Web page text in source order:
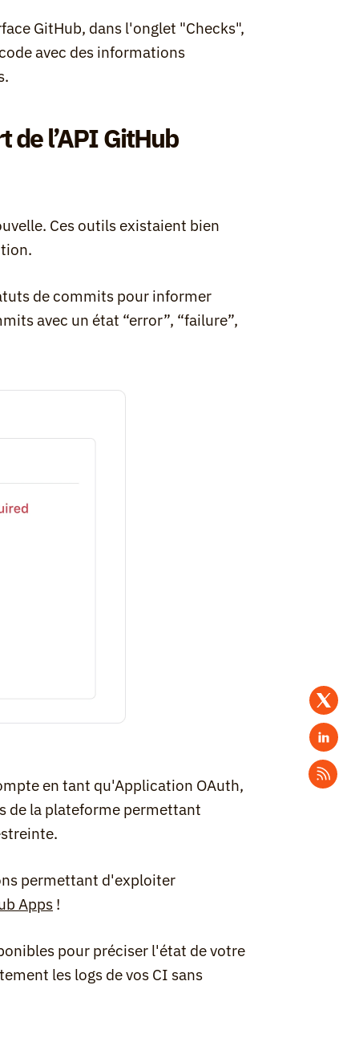
GitHub, dans l'onglet "Checks",
avec des informations
de l’API GitHub
Ces outils existaient bien
de commits pour informer
avec un état “error”, “failure”,
en tant qu'Application OAuth,
de la plateforme permettant
permettant d'exploiter
Apps !
pour préciser l'état de votre
les logs de vos CI sans